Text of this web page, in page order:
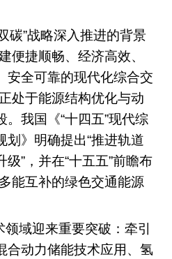
碳”战略深入推进的背景
便捷顺畅、经济高效、
安全可靠的现代化综合交
处于能源结构优化与动
。我国《“十四五”现代综
划》明确提出“推进轨道
级” ，并在“十五五”前瞻布
能互补的绿色交通能源
域迎来重要突破：牵引
合动力储能技术应用、氢